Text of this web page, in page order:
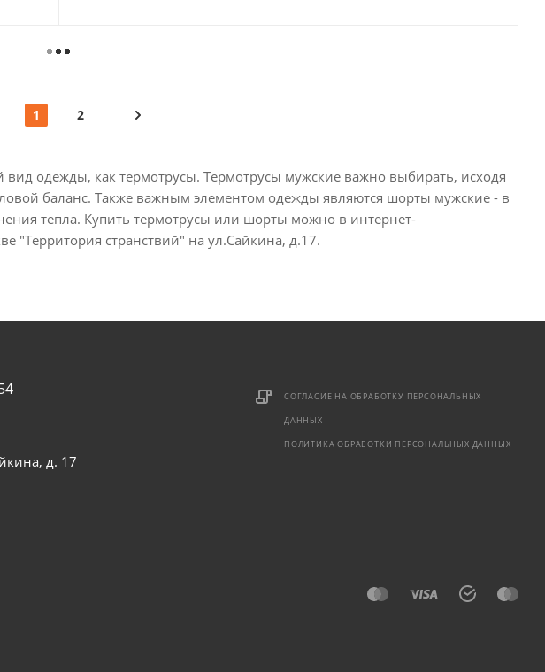
1 2
одежды, как термотрусы. Термотрусы мужские важно выбирать, исходя
баланс. Также важным элементом одежды являются шорты мужские - в
тепла. Купить термотрусы или шорты можно в интернет-
"Территория странствий" на ул.Сайкина, д.17.
д. 17
СОГЛАСИЕ НА ОБРАБОТКУ ПЕРСОНАЛЬНЫХ
ДАННЫХ
ПОЛИТИКА ОБРАБОТКИ ПЕРСОНАЛЬНЫХ ДАННЫХ